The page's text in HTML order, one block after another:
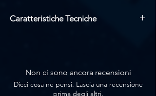
Caratteristiche Tecniche
DSP integrata
WiFi
Ingressi Analogici
Non ci sono ancora recensioni
Dicci cosa ne pensi. Lascia una recensione
prima degli altri.